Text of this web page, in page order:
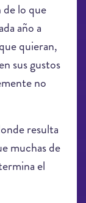
lo que
año a
quieran,
sus gustos
no
resulta
muchas de
el